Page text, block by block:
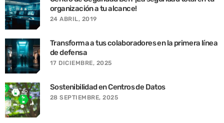
organización a tu alcance!
24 ABRIL, 2019
Transforma a tus colaboradores en la primera línea
de defensa
17 DICIEMBRE, 2025
Sostenibilidad en Centros de Datos
28 SEPTIEMBRE, 2025